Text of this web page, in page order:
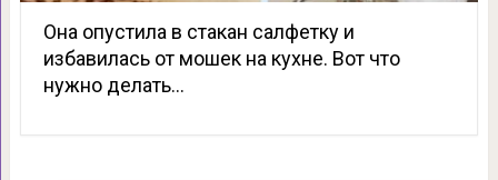
Она опустила в стакан салфетку и
избавилась от мошек на кухне. Вот что
нужно делать…